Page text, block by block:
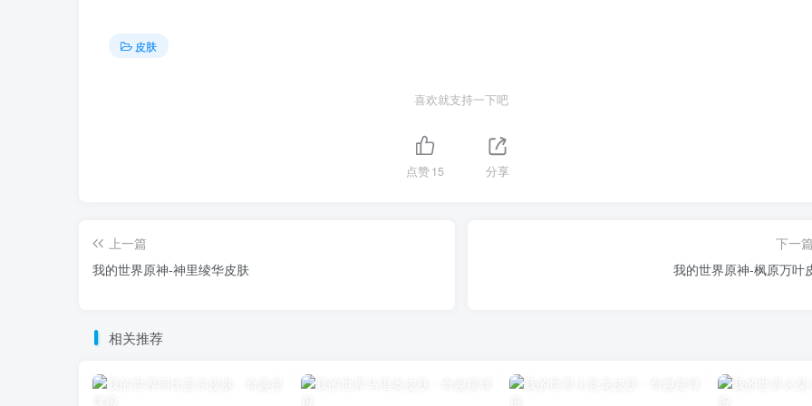
皮肤
喜欢就支持一下吧
点赞15 分享
上一篇
我的世界原神-神里绫华皮肤
下一
我的世界原神-枫原万叶
相关推荐